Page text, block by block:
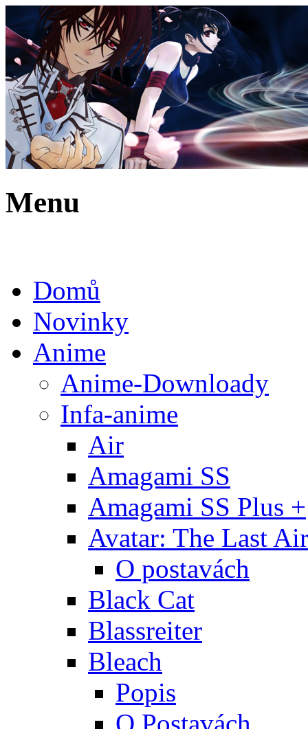
Menu
Domů
Novinky
Anime
Anime-Downloady
Infa-anime
Air
Amagami SS
Amagami SS Plus +
Avatar: The Last
O postavách
Black Cat
Blassreiter
Bleach
Popis
O Postavách